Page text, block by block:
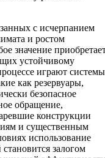
с исчерпанием
и ростом
значение
устойчивому
играют системы
как резервуары,
безопасное
обращение,
конструкции
и существенным
использование
залогом